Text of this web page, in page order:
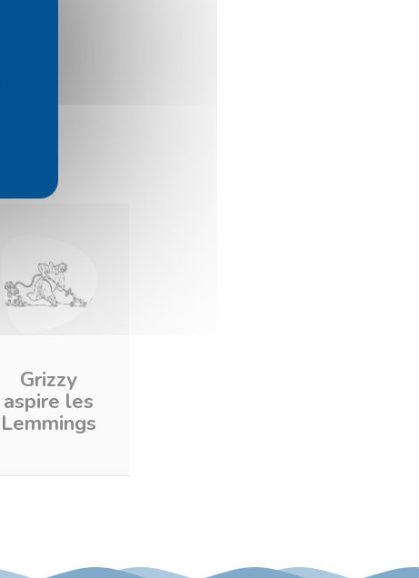
Grizzy
aspire les
Lemmings